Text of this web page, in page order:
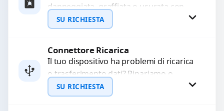
WhatsApp
danneggiata, graffiata o usurata con
ricambi di alta qualità e garantiti.
Ripristiniamo l’aspetto estetico e...
SU RICHIESTA
Richiedi Preventivo
WhatsApp
Connettore Ricarica
Il tuo dispositivo ha problemi di ricarica
o trasferimento dati? Ripariamo o
sostituiamo connettori di ricarica guasti,
rotti, allentati, danneggiati,...
SU RICHIESTA